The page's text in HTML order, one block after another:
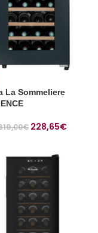
La Sommeliere
€ 228,65€